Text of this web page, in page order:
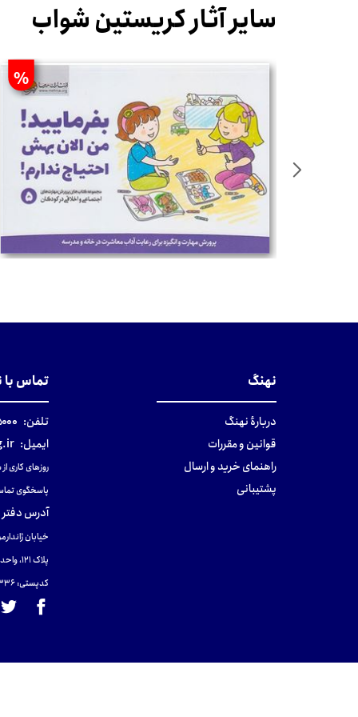
سایر آثار کریستین شواب
%
نهنگ
دربارهٔ نهنگ
قوانین و مقررات
راهنمای خرید و ارسال
پشتیبانی
تماس با
تلفن:
ایمیل:
روزهای کاری از ساعت ۹
پاسخگوی
آدرس دفتر
خیابان
پلاک 121، واحد ۴.
کدپستی: 131465433۶